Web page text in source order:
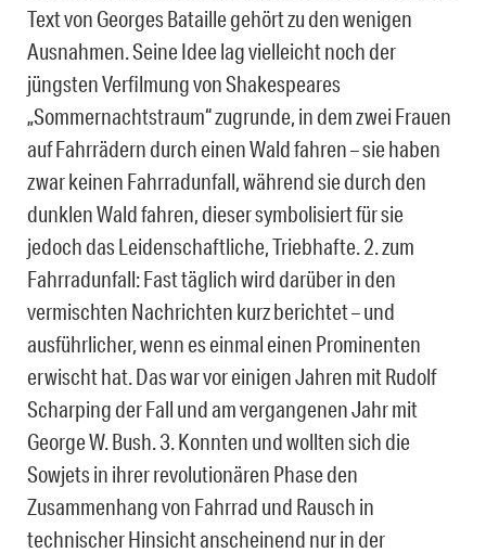
Text von Georges Bataille gehört zu den wenigen
Ausnahmen. Seine Idee lag vielleicht noch der
jüngsten Verfilmung von Shakespeares
„Sommernachtstraum“ zugrunde, in dem zwei Frauen
auf Fahrrädern durch einen Wald fahren – sie haben
zwar keinen Fahrradunfall, während sie durch den
dunklen Wald fahren, dieser symbolisiert für sie
jedoch das Leidenschaftliche, Triebhafte. 2. zum
Fahrradunfall: Fast täglich wird darüber in den
vermischten Nachrichten kurz berichtet – und
ausführlicher, wenn es einmal einen Prominenten
erwischt hat. Das war vor einigen Jahren mit Rudolf
Scharping der Fall und am vergangenen Jahr mit
George W. Bush. 3. Konnten und wollten sich die
Sowjets in ihrer revolutionären Phase den
Zusammenhang von Fahrrad und Rausch in
technischer Hinsicht anscheinend nur in der